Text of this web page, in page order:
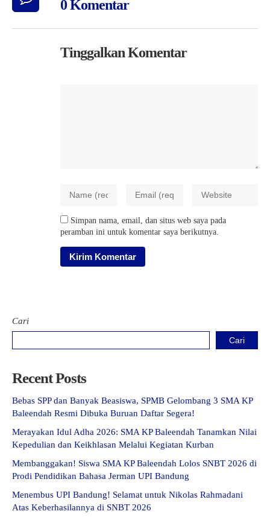
0 Komentar
Tinggalkan Komentar
Simpan nama, email, dan situs web saya pada
peramban ini untuk komentar saya berikutnya.
Cari
Cari
Recent Posts
Bebas SPP dan Banyak Beasiswa, SPMB Gelombang 3 SMA KP
Baleendah Resmi Dibuka Buruan Daftar Segera!
Merayakan Idul Adha 2026: SMA KP Baleendah Tanamkan Nilai
Kepedulian dan Keikhlasan Melalui Kegiatan Kurban
Membanggakan! Siswa SMA KP Baleendah Lolos SNBT 2026 di
Prodi Pendidikan Bahasa Jerman UPI Bandung
Menembus UPI Bandung! Selamat untuk Nikolas Rahmadani
Atas Keberhasilannya di SNBT 2026